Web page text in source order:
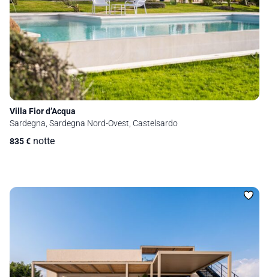
Villa Fior d’Acqua
Sardegna, Sardegna Nord-Ovest, Castelsardo
835€ notte